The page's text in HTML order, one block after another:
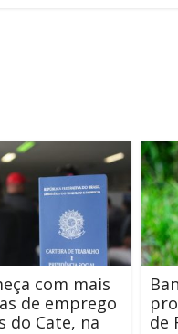
com mais
de emprego
do Cate, na
de